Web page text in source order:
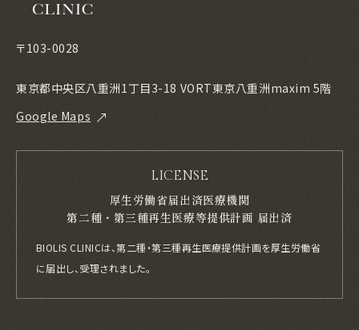
〒103-0028
東京都中央区八重洲1丁目3-18 VORT東京八重洲maxim 5階
Google Maps
LICENSE
厚生労働省届出済医療機関
第二種・第三種再生医療等提供計画 届出済
BIOLIS CLINICは、第二種・第三種再生医療提供計画を厚生労働省
に届出し、 受理されました。